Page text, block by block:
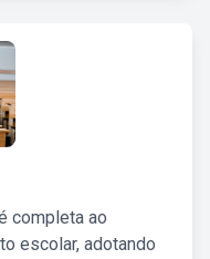
completa ao
escolar, adotando